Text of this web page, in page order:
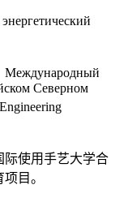
Северном
使用手艺大学合
目。